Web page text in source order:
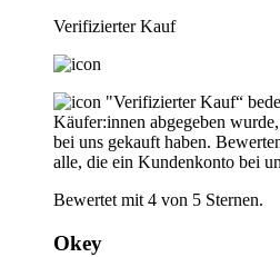
Verifizierter Kauf
"Verifizierter Kauf“
Käufer:innen abgegeben
bei uns gekauft haben.
alle, die ein Kundenkonto bei
Bewertet mit 4 von 5 Sternen.
Okey